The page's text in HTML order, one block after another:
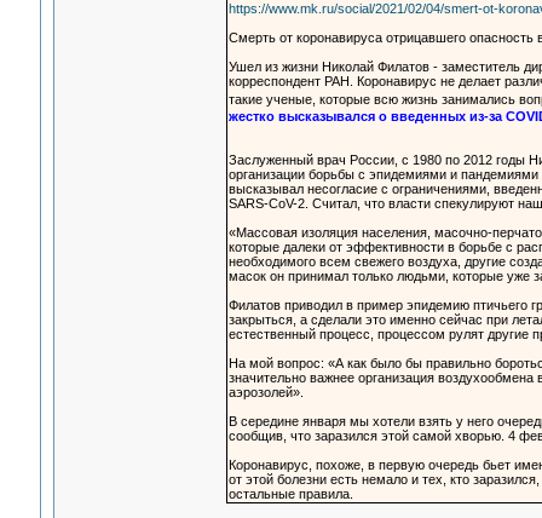
https://www.mk.ru/social/2021/02/04/smert-ot-
Смерть от коронавируса отрицавшего опасность
Ушел из жизни Николай Филатов - заместитель
корреспондент РАН. Коронавирус не делает
такие ученые, которые всю жизнь занимались
жестко высказывался о введенных из-за
Заслуженный врач России, с 1980 по 2012 годы
организации борьбы с эпидемиями и
высказывал несогласие с ограничениями,
SARS-CoV-2. Считал, что власти спекулируют
«Массовая изоляция населения, масочно-
которые далеки от эффективности в борьбе с
необходимого всем свежего воздуха, другие
масок он принимал только людьми, которые уже
Филатов приводил в пример эпидемию птичьего
закрыться, а сделали это именно сейчас при
естественный процесс, процессом рулят другие
На мой вопрос: «А как было бы правильно
значительно важнее организация
аэрозолей».
В середине января мы хотели взять у него
сообщив, что заразился этой самой хворью. 4
Коронавирус, похоже, в первую очередь бьет
от этой болезни есть немало и тех, кто
остальные правила.